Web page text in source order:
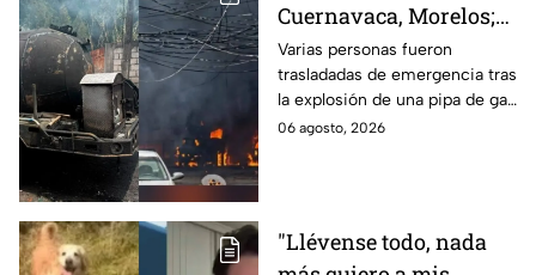
Cuernavaca, Morelos;
se reportan más de 20
personas con
quemaduras
Varias personas fueron
trasladadas de emergencia tras
la explosión de una pipa de gas
cerca de la colonia Las
06 agosto, 2026
"Llévense todo, nada